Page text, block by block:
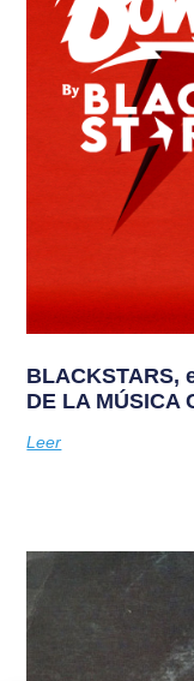
BLACKSTARS,
DE LA MÚSICA
Leer